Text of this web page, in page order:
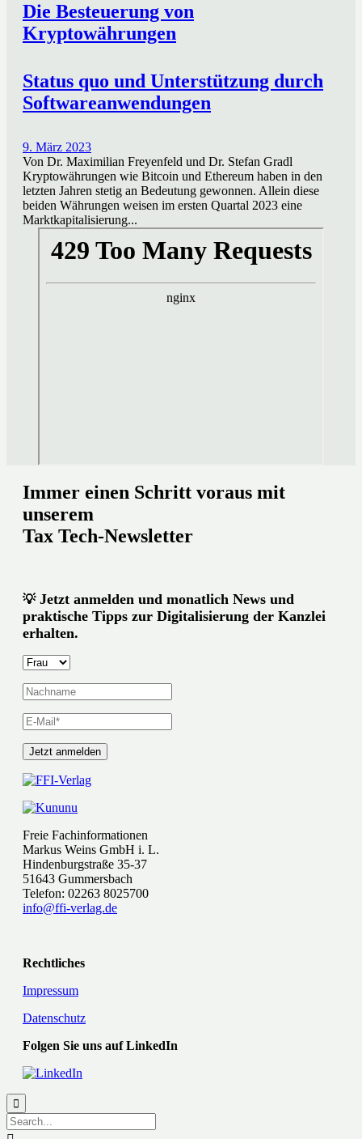
Die Besteuerung von
Kryptowährungen
Status quo und Unterstützung durch
Softwareanwendungen
9. März 2023
Von Dr. Maximilian Freyenfeld und Dr. Stefan Gradl
Kryptowährungen wie Bitcoin und Ethereum haben in den
letzten Jahren stetig an Bedeutung gewonnen. Allein diese
beiden Währungen weisen im ersten Quartal 2023 eine
Marktkapitalisierung...
Immer einen Schritt voraus mit
unserem
Tax Tech-Newsletter
💡Jetzt anmelden und monatlich News und
praktische Tipps zur Digitalisierung der Kanzlei
erhalten.
Freie Fachinformationen
Markus Weins GmbH i. L.
Hindenburgstraße 35-37
51643 Gummersbach
Telefon: 02263 8025700
info@ffi-verlag.de
Rechtliches
Impressum
Datenschutz
Folgen Sie uns auf LinkedIn
